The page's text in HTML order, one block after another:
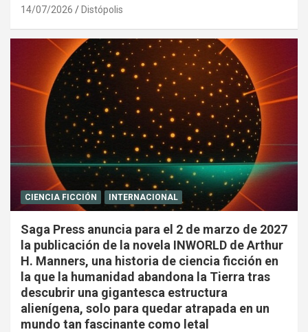
14/07/2026 Distópolis
CIENCIA FICCIÓN INTERNACIONAL
Saga Press anuncia para el 2 de marzo de 2027
la publicación de la novela INWORLD de Arthur
H. Manners, una historia de ciencia ficción en
la que la humanidad abandona la Tierra tras
descubrir una gigantesca estructura
alienígena, solo para quedar atrapada en un
mundo tan fascinante como letal